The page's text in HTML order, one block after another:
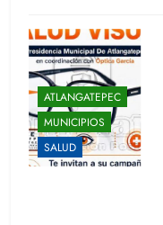
ATLANGATEPEC
MUNICIPIOS
SALUD